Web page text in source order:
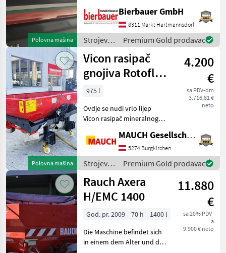
Polovna mašina
Zustand und kann nach
telefonischer Vereinbarung
gerne vor Ort besichtigt
und geprüft we
Bierbauer GmbH
8311 Markt Hartmannsdorf
Strojevi
za
đubrenje,
gnojenje i
navodnjavanje
/
Premium Gold prodavac
Polovna mašina
Vicon rasipač
gnojiva Rotoflow
+ uređaj za
granično
rasipanje
4.200
€
sa PDV-om
3.716,81 €
neto
975 l
Ovdje se nudi vrlo lijep
Vicon rasipač mineralnog
granično posipanje.
Karakteristike: - Kapacitet
spremnika: 1000 l -
Kardansko vratilo - Tro
MAUCH Gesellschaft m.b.H. & Co.KG
5274 Burgkirchen
Strojevi
za
đubrenje,
gnojenje i
navodnjavanje
/ Vicon
Premium Gold prodavac
Rauch Axera
H/EMC 1400
11.880
€
sa 20% PDV-
a
9.900 € neto
God. pr. 2009 70 h
1400 l
Die Maschine befindet sich
in einem dem Alter und der